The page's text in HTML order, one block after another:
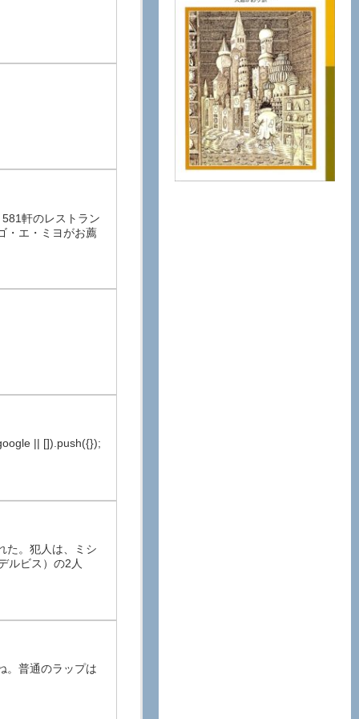
軒のレストラン
・エ・ミヨがお薦
|| []).push({});
た。犯人は、ミシ
ルビス）の2人
。普通のラップは